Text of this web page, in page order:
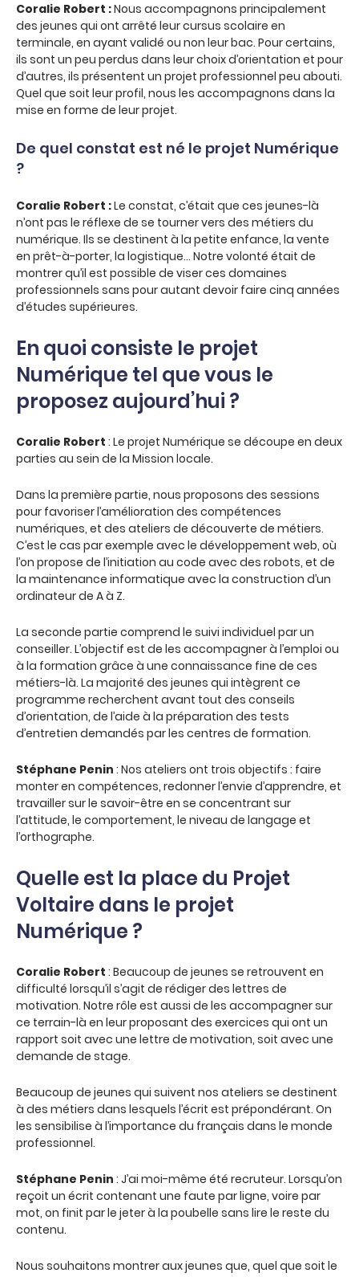
Coralie Robert :Nous accompagnons principalement
des jeunes qui ont arrêté leur cursus scolaire en
terminale, en ayant validé ou non leur bac. Pour certains,
ils sont un peu perdus dans leur choix d’orientation et pour
d’autres, ils présentent un projet professionnel peu abouti.
Quel que soit leur profil, nous les accompagnons dans la
mise en forme de leur projet.
De quel constat est né le projet Numérique
?
Coralie Robert :Le constat, c’était que ces jeunes-là
n’ont pas le réflexe de se tourner vers des métiers du
numérique. Ils se destinent à la petite enfance, la vente
en prêt-à-porter, la logistique… Notre volonté était de
montrer qu’il est possible de viser ces domaines
professionnels sans pour autant devoir faire cinq années
d’études supérieures.
En quoi consiste le projet
Numérique tel que vous le
proposez aujourd’hui ?
Coralie Robert : Le projet Numérique se découpe en deux
parties au sein de la Mission locale.
Dans la première partie, nous proposons des sessions
pour favoriser l’amélioration des compétences
numériques, et des ateliers de découverte de métiers.
C’est le cas par exemple avec le développement web, où
l’on propose de l’initiation au code avec des robots, et de
la maintenance informatique avec la construction d’un
ordinateur de A à Z.
La seconde partie comprend le suivi individuel par un
conseiller. L’objectif est de les accompagner à l’emploi ou
à la formation grâce à une connaissance fine de ces
métiers-là. La majorité des jeunes qui intègrent ce
programme recherchent avant tout des conseils
d’orientation, de l’aide à la préparation des tests
d’entretien demandés par les centres de formation.
Stéphane Penin : Nos ateliers ont trois objectifs : faire
monter en compétences, redonner l’envie d’apprendre, et
travailler sur le savoir-être en se concentrant sur
l’attitude, le comportement, le niveau de langage et
l’orthographe.
Quelle est la place du Projet
Voltaire dans le projet
Numérique ?
Coralie Robert : Beaucoup de jeunes se retrouvent en
difficulté lorsqu’il s’agit de rédiger des lettres de
motivation. Notre rôle est aussi de les accompagner sur
ce terrain-là en leur proposant des exercices qui ont un
rapport soit avec une lettre de motivation, soit avec une
demande de stage.
Beaucoup de jeunes qui suivent nos ateliers se destinent
à des métiers dans lesquels l’écrit est prépondérant. On
les sensibilise à l’importance du français dans le monde
professionnel.
Stéphane Penin : J’ai moi-même été recruteur. Lorsqu’on
reçoit un écrit contenant une faute par ligne, voire par
mot, on finit par le jeter à la poubelle sans lire le reste du
contenu.
Nous souhaitons montrer aux jeunes que, quel que soit le